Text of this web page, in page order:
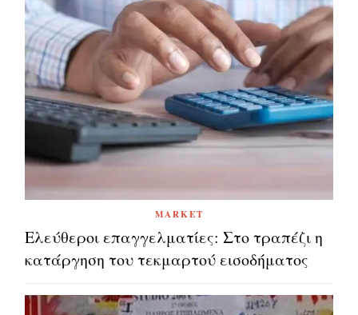
MARKET
Ελεύθεροι επαγγελματίες: Στο τραπέζι η
κατάργηση του τεκμαρτού εισοδήματος